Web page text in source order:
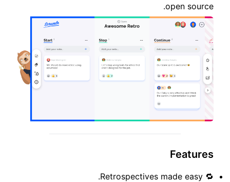
open source.
Features
🔁 Retrospectives made easy.